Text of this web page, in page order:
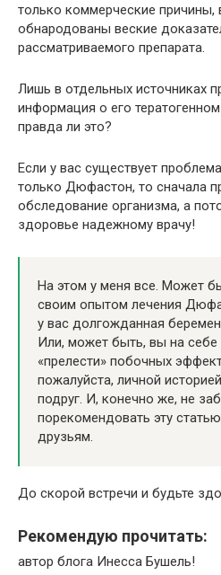
только коммерческие
обнародованы веские
рассматриваемого препарата.
Лишь в отдельных источниках
информация о его
правда ли это?
Если у вас существует
только Дюфастон, то сначала
обследование организма, а
здоровье надежному врачу!
На этом у меня все. Может
своим опытом лечения
у вас долгожданная
Или, может быть, вы на себе
«прелести» побочных
пожалуйста, личной
подруг. И, конечно же, не
порекомендовать эту
друзьям.
До скорой встречи и будьте
Рекомендую прочитать:
автор блога Инесса Бушель!